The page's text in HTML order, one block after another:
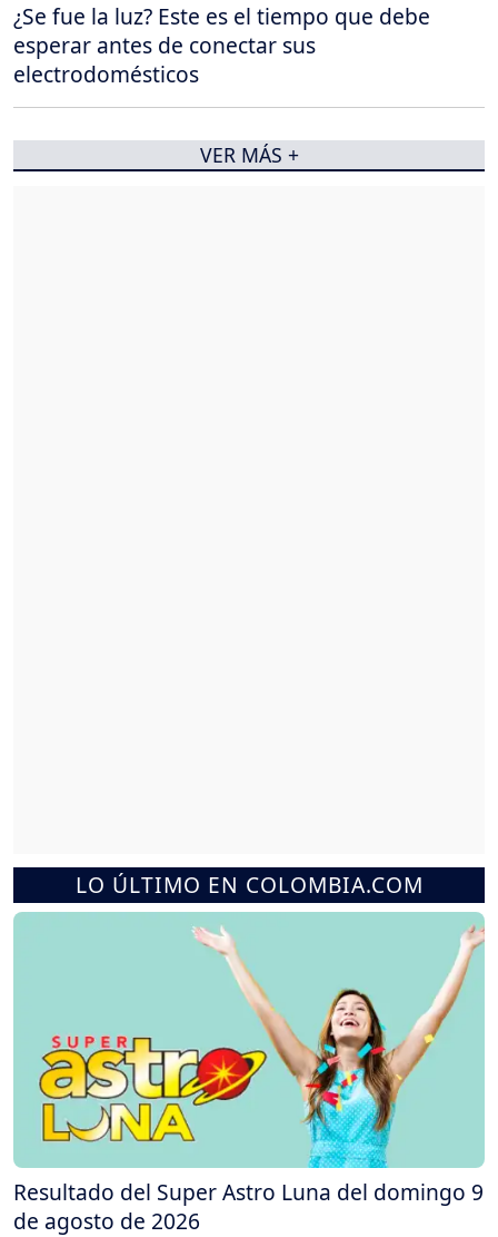
LO ÚLTIMO EN COLOMBIA.COM
Resultado del Super Astro Luna del domingo 9
de agosto de 2026
¿Se fue la luz? Este es el tiempo que debe
esperar antes de conectar sus
electrodomésticos
VER MÁS +